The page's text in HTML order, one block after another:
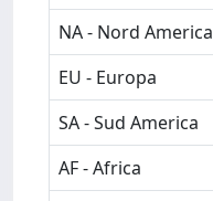
NA - Nord America
EU - Europa
SA - Sud America
AF - Africa